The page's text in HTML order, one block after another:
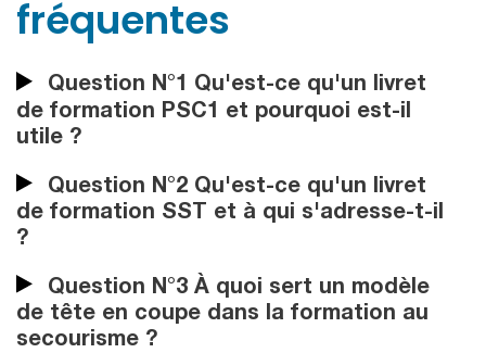
fréquentes
Question N°1 Qu'est-ce qu'un livret
de formation PSC1 et pourquoi est-il
utile ?
Question N°2 Qu'est-ce qu'un livret
de formation SST et à qui s'adresse-t-il
?
Question N°3 À quoi sert un modèle
de tête en coupe dans la formation au
secourisme ?